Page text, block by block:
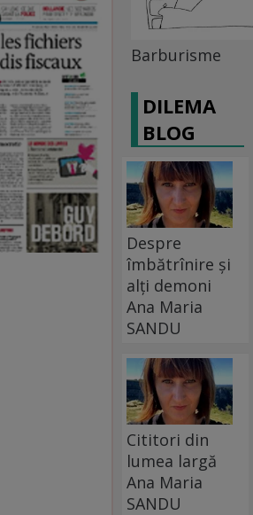
Barburisme
DILEMA
BLOG
Despre
îmbătrînire și
alți demoni
Ana Maria
SANDU
Cititori din
lumea largă
Ana Maria
SANDU